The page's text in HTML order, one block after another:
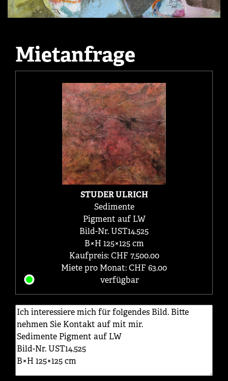
Mietanfrage
STUDER ULRICH
Sedimente
Pigment auf LW
Bild-Nr. UST14.525
B×H 125×125 cm
Kaufpreis: CHF 7,500.00
Miete pro Monat: CHF 63.00
verfügbar